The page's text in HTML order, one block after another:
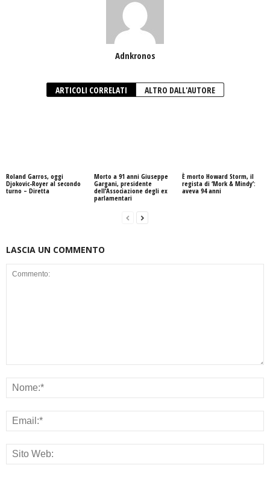
Adnkronos
ARTICOLI CORRELATI ALTRO DALL'AUTORE
Roland Garros, oggi
Djokovic-Royer al secondo
turno – Diretta
Morto a 91 anni Giuseppe
Gargani, presidente
dell’Associazione degli ex
parlamentari
È morto Howard Storm, il
regista di ‘Mork & Mindy’:
aveva 94 anni
LASCIA UN COMMENTO